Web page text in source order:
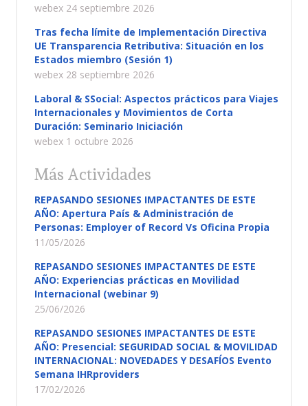
webex 24 septiembre 2026
Tras fecha límite de Implementación Directiva
UE Transparencia Retributiva: Situación en los
Estados miembro (Sesión 1)
webex 28 septiembre 2026
Laboral & SSocial: Aspectos prácticos para Viajes
Internacionales y Movimientos de Corta
Duración: Seminario Iniciación
webex 1 octubre 2026
Más Actividades
REPASANDO SESIONES IMPACTANTES DE ESTE
AÑO: Apertura País & Administración de
Personas: Employer of Record Vs Oficina Propia
11/05/2026
REPASANDO SESIONES IMPACTANTES DE ESTE
AÑO: Experiencias prácticas en Movilidad
Internacional (webinar 9)
25/06/2026
REPASANDO SESIONES IMPACTANTES DE ESTE
AÑO: Presencial: SEGURIDAD SOCIAL & MOVILIDAD
INTERNACIONAL: NOVEDADES Y DESAFÍOS Evento
Semana IHRproviders
17/02/2026